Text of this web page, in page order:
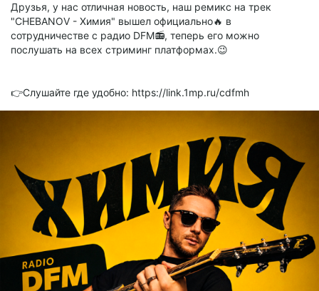
mp3
Сергей Лазарев, Полина Гагарина – Хэппи Энд (Silver Ace & Slim Radio Edit).mp3
6.46 Mb
Друзья, у нас отличная новость, наш ремикс на трек
"CHEBANOV - Химия" вышел официально🔥 в
сотрудничестве с радио DFM📻, теперь его можно
послушать на всех стриминг платформах.😉
👉Слушайте где удобно: https://link.1mp.ru/cdfmh